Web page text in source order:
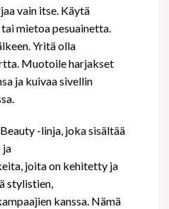
vain itse. Käytä
mietoa pesuainetta.
Yritä olla
Muotoile harjakset
ja kuivaa sivellin
-linja, joka sisältää
ja
joita on kehitetty ja
stylistien,
kanssa. Nämä